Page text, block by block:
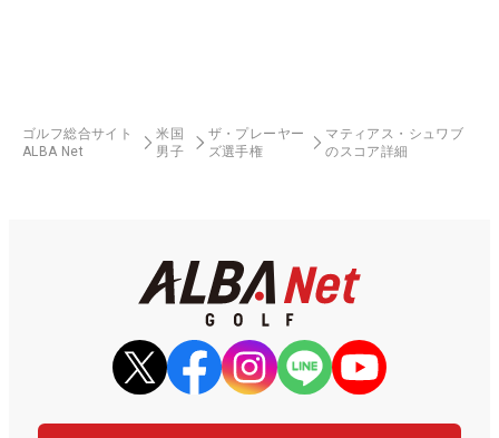
ゴルフ総合サイト
ALBA Net
米国
男子
ザ・プレーヤー
ズ選手権
マティアス・シュワブ
のスコア詳細